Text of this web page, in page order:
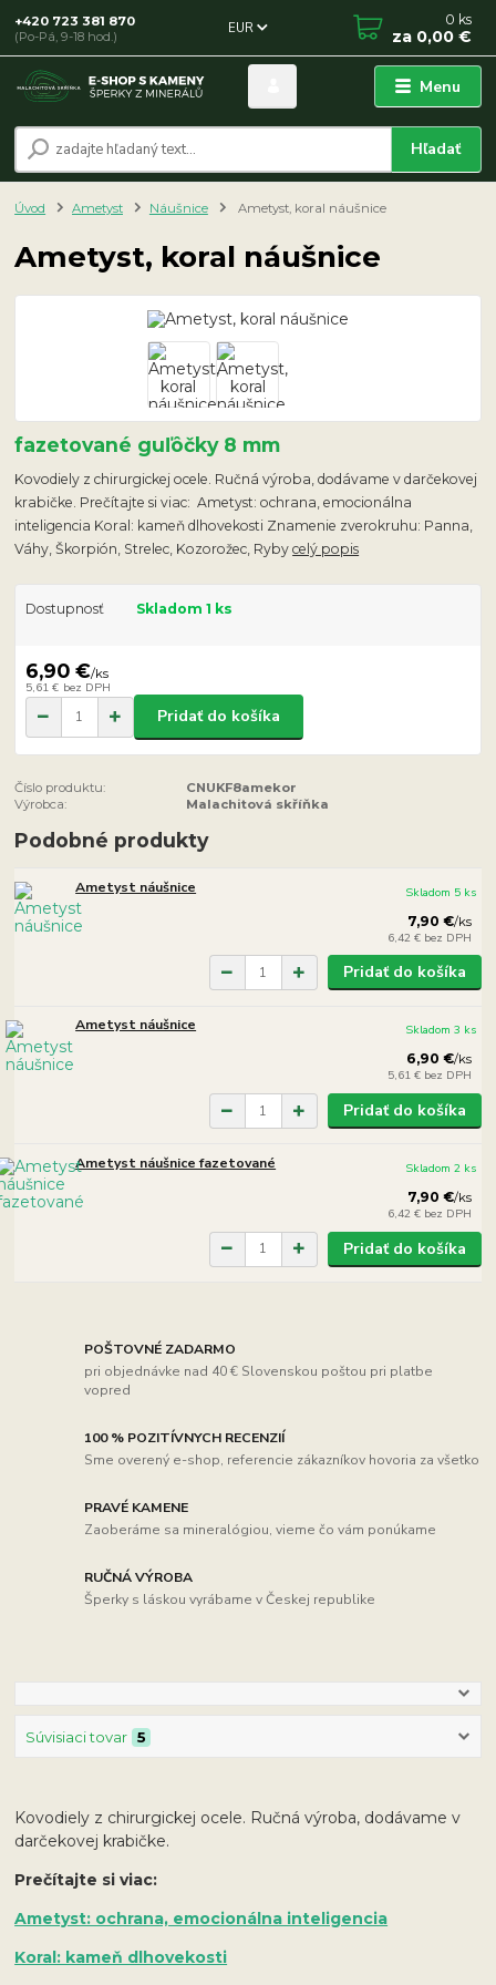
Menu
EUR
Hľadať
+420 723 381 870
(Po-Pá, 9-18 hod.)
0 ks
za 0,00 €
Úvod Ametyst Náušnice Ametyst, koral náušnice
Ametyst, koral náušnice
fazetované guľôčky 8 mm
Kovodiely z chirurgickej ocele. Ručná výroba, dodávame v darčekovej
krabičke. Prečítajte si viac: Ametyst: ochrana, emocionálna
inteligencia Koral: kameň dlhovekosti Znamenie zverokruhu: Panna,
Váhy, Škorpión, Strelec, Kozorožec, Rybycelý popis
Dostupnosť Skladom 1 ks
6,90 €/ks
5,61 € bez DPH
Pridať do košíka
Číslo produktu:
CNUKF8amekor
Výrobca:
Malachitová skříňka
Podobné produkty
Ametyst náušnice
7,90 €/ks
6,42 € bez DPH
Skladom 5 ks
Pridať do košíka
Ametyst náušnice
6,90 €/ks
5,61 € bez DPH
Skladom 3 ks
Pridať do košíka
Ametyst náušnice fazetované
7,90 €/ks
6,42 € bez DPH
Skladom 2 ks
Pridať do košíka
POŠTOVNÉ ZADARMO
pri objednávke nad 40 € Slovenskou poštou pri platbe
vopred
100 % POZITÍVNYCH RECENZIÍ
Sme overený e-shop, referencie zákazníkov hovoria za všetko
PRAVÉ KAMENE
Zaoberáme sa mineralógiou, vieme čo vám ponúkame
RUČNÁ VÝROBA
Šperky s láskou vyrábame v Českej republike
Súvisiaci tovar 5
Kovodiely z chirurgickej ocele. Ručná výroba, dodávame v
darčekovej krabičke.
Prečítajte si viac:
Ametyst: ochrana, emocionálna inteligencia
Koral: kameň dlhovekosti